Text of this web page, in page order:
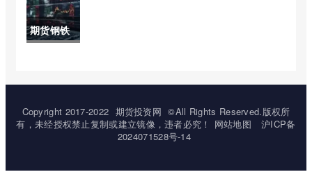
格(上海黄
金交易所
期货钢铁
铁的关联
(钢铁股票
Copyright 2017-2022 期货投资网 ©All Rights Reserved.版权所
有，未经授权禁止复制或建立镜像，违者必究！
网站地图
沪ICP备
2024071528号-14